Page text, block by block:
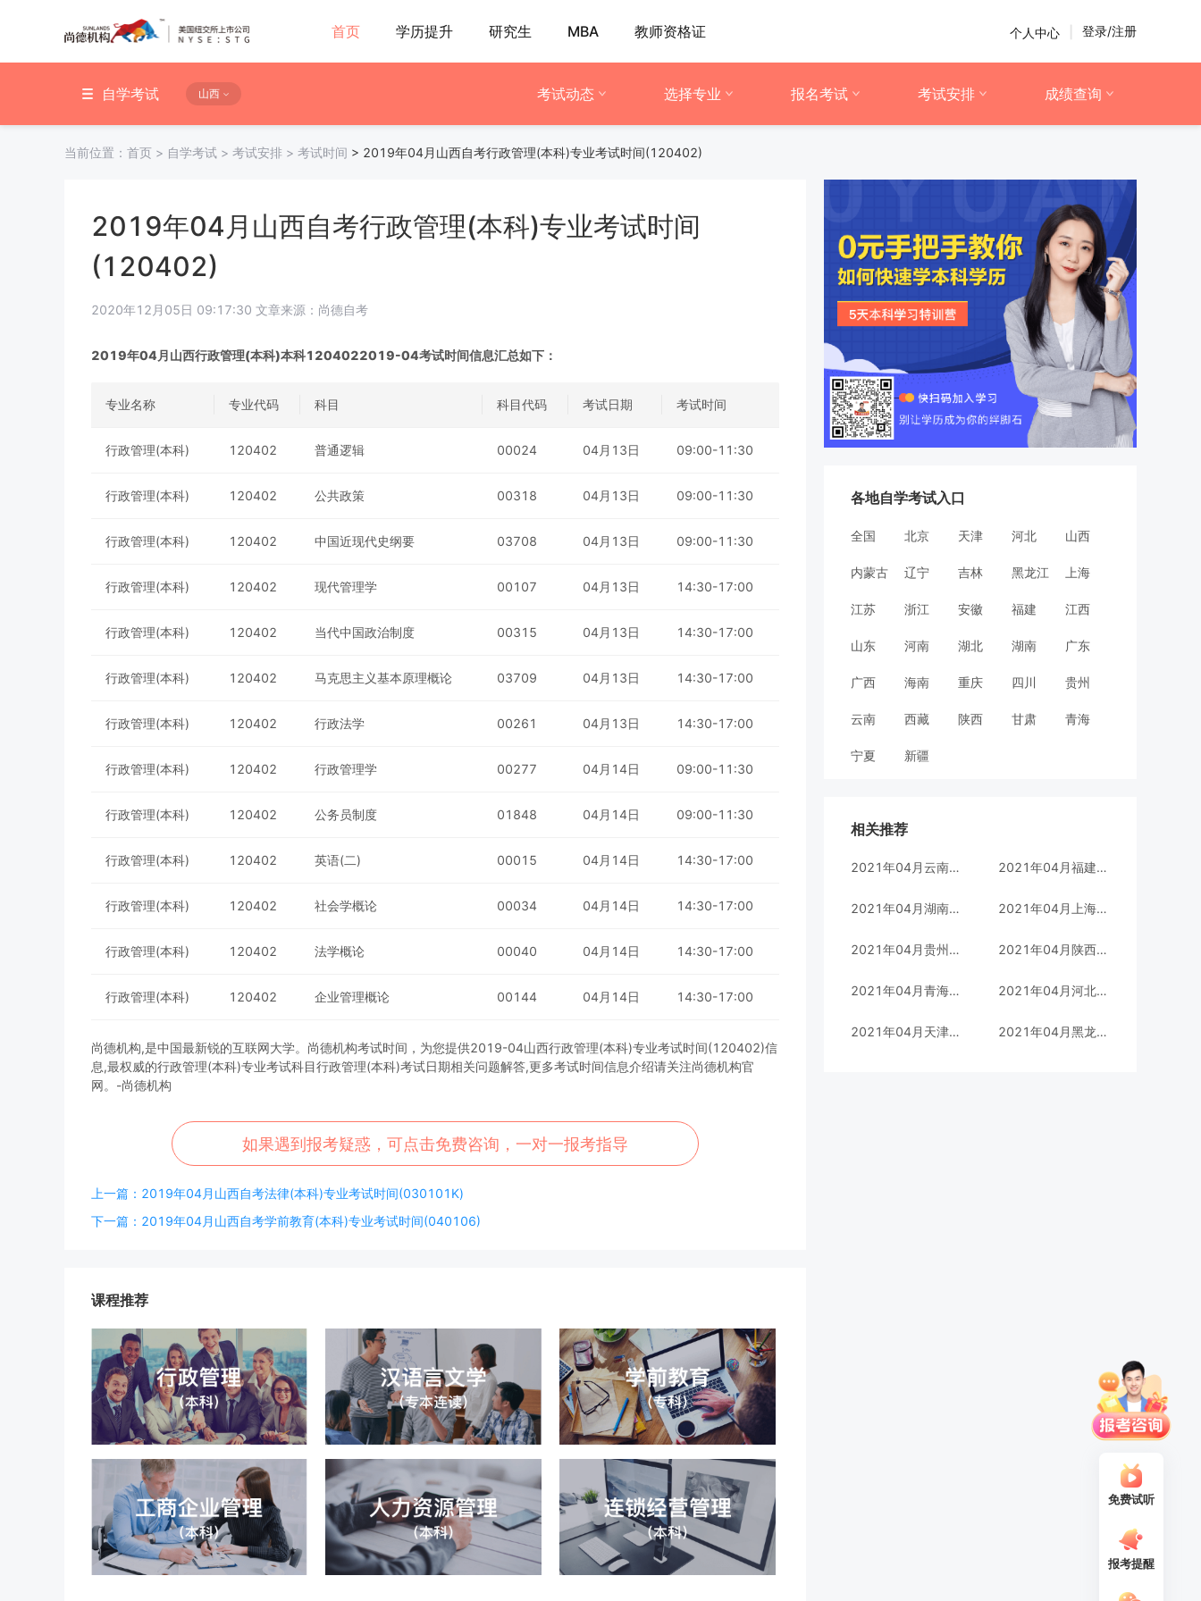
首页 学历提升 研究生 MBA 教师资格证 个人中心 登录/注册
自学考试 山西 考试动态 选择专业 报名考试 考试安排 成绩查询
当前位置： 首页 > 自学考试 > 考试安排 > 考试时间 > 2019年04月山西自考行政管理(本科)专业考试时间(120402)
2019年04月山西自考行政管理(本科)专业考试时间
(120402)
2020年12月05日 09:17:30 文章来源：尚德自考
2019年04月山西行政管理(本科)本科1204022019-04考试时间信息汇总如下：
专业名称 专业代码 科目 科目代码 考试日期 考试时间
行政管理(本科) 120402 普通逻辑 00024 04月13日 09:00-11:30
行政管理(本科) 120402 公共政策 00318 04月13日 09:00-11:30
行政管理(本科) 120402 中国近现代史纲要 03708 04月13日 09:00-11:30
行政管理(本科) 120402 现代管理学 00107 04月13日 14:30-17:00
行政管理(本科) 120402 当代中国政治制度 00315 04月13日 14:30-17:00
行政管理(本科) 120402 马克思主义基本原理概论 03709 04月13日 14:30-17:00
行政管理(本科) 120402 行政法学 00261 04月13日 14:30-17:00
行政管理(本科) 120402 行政管理学 00277 04月14日 09:00-11:30
行政管理(本科) 120402 公务员制度 01848 04月14日 09:00-11:30
行政管理(本科) 120402 英语(二) 00015 04月14日 14:30-17:00
行政管理(本科) 120402 社会学概论 00034 04月14日 14:30-17:00
行政管理(本科) 120402 法学概论 00040 04月14日 14:30-17:00
行政管理(本科) 120402 企业管理概论 00144 04月14日 14:30-17:00
尚德机构,是中国最新锐的互联网大学。尚德机构考试时间，为您提供2019-04山西行政管理(本科)专业考试时间(120402)信
息,最权威的行政管理(本科)专业考试科目行政管理(本科)考试日期相关问题解答,更多考试时间信息介绍请关注尚德机构官
网。-尚德机构
如果遇到报考疑惑，可点击免费咨询，一对一报考指导
上一篇：2019年04月山西自考法律(本科)专业考试时间(030101K)
下一篇：2019年04月山西自考学前教育(本科)专业考试时间(040106)
课程推荐
各地自学考试入口
全国 北京 天津 河北 山西
内蒙古 辽宁 吉林 黑龙江 上海
江苏 浙江 安徽 福建 江西
山东 河南 湖北 湖南 广东
广西 海南 重庆 四川 贵州
云南 西藏 陕西 甘肃 青海
宁夏 新疆
相关推荐
2021年04月云南自考汉语言文学(本科)专业考试时间(05010100) 2021年04月福建自考汉语言文学(专科)专业考试时间(970201)
2021年04月湖南自考英语(本科)专业考试时间(C050201) 2021年04月上海自考金融管理(本科)专业考试时间(C020120)
2021年04月贵州自考行政管理(本科)专业考试时间(120402) 2021年04月陕西自考金融管理(专科)专业考试时间(630201)
2021年04月青海自考会计(专科)华南理工大学专业考试时间(630302) 2021年04月河北自考工商企业管理(本科)专业考试时间(020202)
2021年04月天津自考广告(专科)专业考试时间(102) 2021年04月黑龙江自考法律实务(专科)专业考试时间(030112)
免费试听
报考提醒